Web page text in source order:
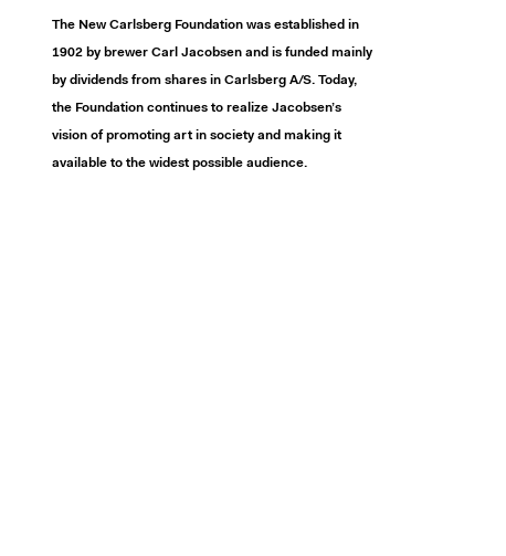
The New Carlsberg Foundation was established in
1902 by brewer Carl Jacobsen and is funded mainly
by dividends from shares in Carlsberg A/S. Today,
the Foundation continues to realize Jacobsen’s
vision of promoting art in society and making it
available to the widest possible audience.